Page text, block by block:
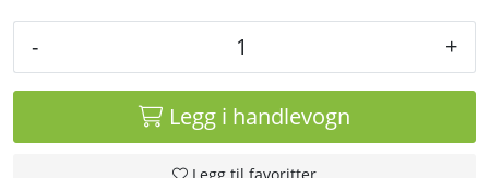
- +
Legg i handlevogn
Legg til favoritter